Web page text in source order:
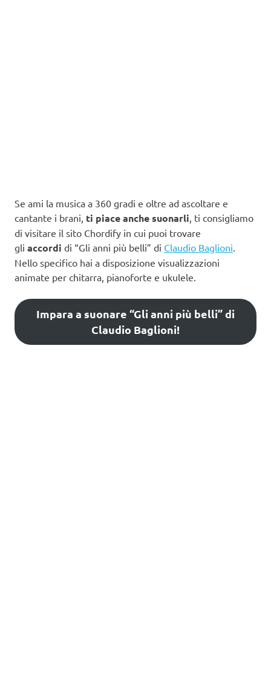
Se ami la musica a 360 gradi e oltre ad ascoltare e
cantante i brani, ti piace anche suonarli, ti consigliamo
di visitare il sito Chordify in cui puoi trovare
gli accordi di “Gli anni più belli” di Claudio Baglioni.
Nello specifico hai a disposizione visualizzazioni
animate per chitarra, pianoforte e ukulele.
Impara a suonare “Gli anni più belli” di
Claudio Baglioni!